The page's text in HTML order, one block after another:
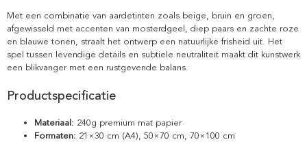
Met een combinatie van aardetinten zoals beige, bruin en groen,
afgewisseld met accenten van mosterdgeel, diep paars en zachte roze
en blauwe tonen, straalt het ontwerp een natuurlijke frisheid uit. Het
spel tussen levendige details en subtiele neutraliteit maakt dit kunstwerk
een blikvanger met een rustgevende balans.
Productspecificatie
Materiaal: 240g premium mat papier
Formaten: 21×30 cm (A4), 50×70 cm, 70×100 cm